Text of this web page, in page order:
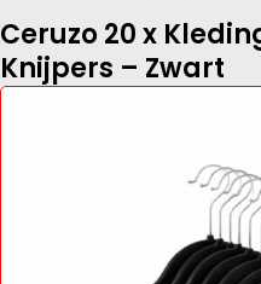
Ceruzo 20 x
Knijpers – Zwart